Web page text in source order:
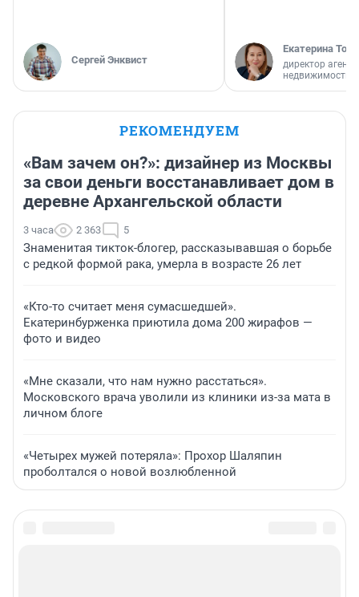
Сергей Энквист
Екатерина
директор
недвижимости
РЕКОМЕНДУЕМ
«Вам зачем он?»: дизайнер из Москвы
за свои деньги восстанавливает дом в
деревне Архангельской области
3 часа 2 363 5
Знаменитая тикток-блогер, рассказывавшая о борьбе
с редкой формой рака, умерла в возрасте 26 лет
«Кто-то считает меня сумасшедшей».
Екатеринбурженка приютила дома 200 жирафов —
фото и видео
«Мне сказали, что нам нужно расстаться».
Московского врача уволили из клиники из-за мата в
личном блоге
«Четырех мужей потеряла»: Прохор Шаляпин
проболтался о новой возлюбленной